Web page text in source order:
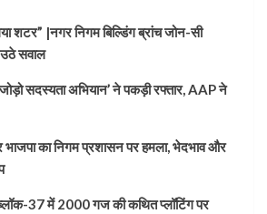
शटर” |नगर निगम बिल्डिंग ब्रांच जोन-सी
उठे सवाल
जोड़ो सदस्यता अभियान’ ने पकड़ी रफ्तार, AAP ने
का निगम प्रशासन पर हमला, भेदभाव और
37 में 2000 गज की कथित प्लॉटिंग पर